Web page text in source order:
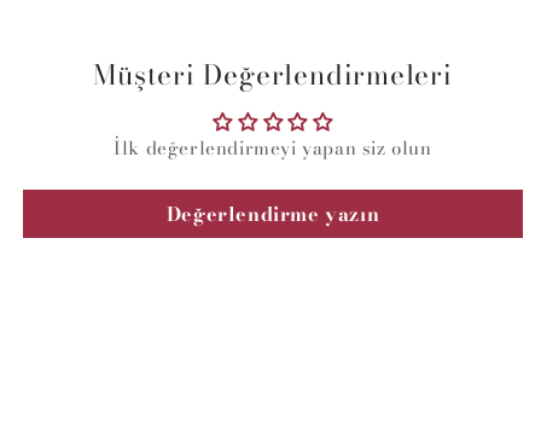
Müşteri Değerlendirmeleri
İlk değerlendirmeyi yapan siz olun
Değerlendirme yazın